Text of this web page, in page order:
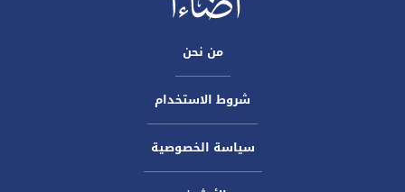
من نحن
شروط الاستخدام
سياسة الخصوصية